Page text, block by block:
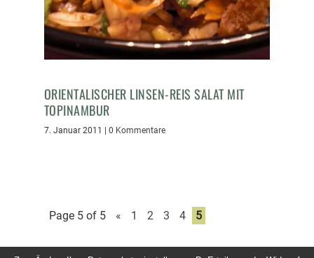
ORIENTALISCHER LINSEN-REIS SALAT MIT
TOPINAMBUR
7. Januar 2011 0 Kommentare
Page 5 of 5 « 1 2 3 4 5